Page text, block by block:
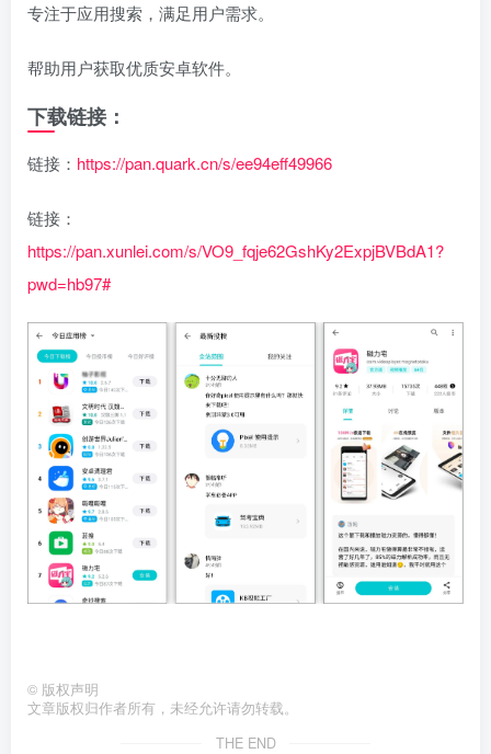
专注于应用搜索，满足用户需求。
帮助用户获取优质安卓软件。
下载链接：
链接： https://pan.quark.cn/s/ee94eff49966
链接：
https://pan.xunlei.com/s/VO9_fqje62GshKy2ExpjBVBdA1?
pwd=hb97#
© 版权声明
文章版权归作者所有，未经允许请勿转载。
THE END